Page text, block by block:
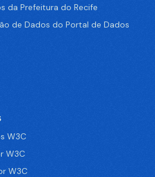
da Prefeitura do Recife
de Dados do Portal de Dados
W3C
W3C
W3C